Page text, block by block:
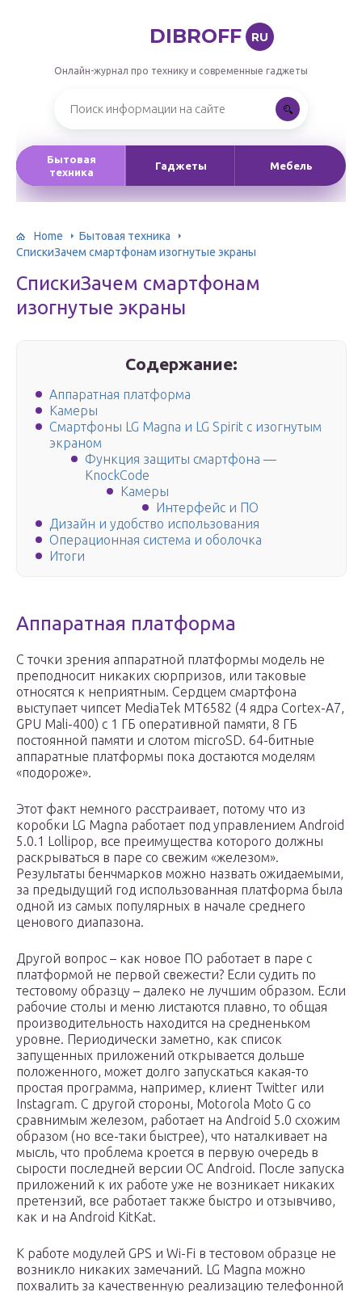
DIBROFF RU
Онлайн-журнал про технику и современные гаджеты
Бытовая
техника
Гаджеты Мебель
Home
Бытовая техника
СпискиЗачем смартфонам изогнутые экраны
СпискиЗачем смартфонам
изогнутые экраны
Содержание:
Аппаратная платформа
Камеры
Смартфоны LG Magna и LG Spirit с изогнутым
экраном
Функция защиты смартфона —
KnockCode
Камеры
Интерфейс и ПО
Дизайн и удобство использования
Операционная система и оболочка
Итоги
Аппаратная платформа
С точки зрения аппаратной платформы модель не
преподносит никаких сюрпризов, или таковые
относятся к неприятным. Сердцем смартфона
выступает чипсет MediaTek MT6582 (4 ядра Cortex-A7,
GPU Mali-400) с 1 ГБ оперативной памяти, 8 ГБ
постоянной памяти и слотом microSD. 64-битные
аппаратные платформы пока достаются моделям
«подороже».
Этот факт немного расстраивает, потому что из
коробки LG Magna работает под управлением Android
5.0.1 Lollipop, все преимущества которого должны
раскрываться в паре со свежим «железом».
Результаты бенчмарков можно назвать ожидаемыми,
за предыдущий год использованная платформа была
одной из самых популярных в начале среднего
ценового диапазона.
Другой вопрос – как новое ПО работает в паре с
платформой не первой свежести? Если судить по
тестовому образцу – далеко не лучшим образом. Если
рабочие столы и меню листаются плавно, то общая
производительность находится на средненьком
уровне. Периодически заметно, как список
запущенных приложений открывается дольше
положенного, может долго запускаться какая-то
простая программа, например, клиент Twitter или
Instagram. С другой стороны, Motorola Moto G со
сравнимым железом, работает на Android 5.0 схожим
образом (но все-таки быстрее), что наталкивает на
мысль, что проблема кроется в первую очередь в
сырости последней версии ОС Android. После запуска
приложений к их работе уже не возникает никаких
претензий, все работает также быстро и отзывчиво,
как и на Android KitKat.
К работе модулей GPS и Wi-Fi в тестовом образце не
возникло никаких замечаний. LG Magna можно
похвалить за качественную реализацию телефонной